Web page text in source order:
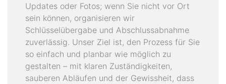
Updates oder Fotos; wenn Sie nicht vor Ort
sein können, organisieren wir
Schlüsselübergabe und Abschlussabnahme
zuverlässig. Unser Ziel ist, den Prozess für Sie
so einfach und planbar wie möglich zu
gestalten – mit klaren Zuständigkeiten,
sauberen Abläufen und der Gewissheit, dass